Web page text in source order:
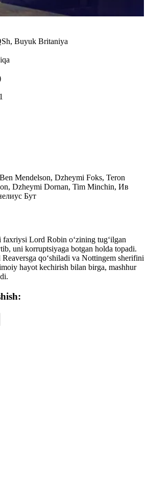
Buyuk Britaniya
Mendelson, Dzheymi Foks, Teron
Dzheymi Dornan, Tim Minchin, Ив
Бут
Lord Robin oʻzining tugʻilgan
uni korruptsiyaga botgan holda topadi.
qoʻshiladi va Nottingem sherifini
hayot kechirish bilan birga, mashhur